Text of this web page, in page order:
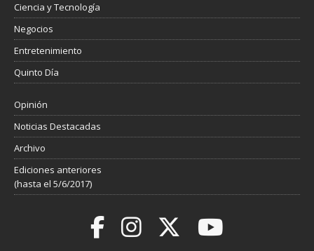
Ciencia y Tecnología
Negocios
Entretenimiento
Quinto Día
Opinión
Noticias Destacadas
Archivo
Ediciones anteriores
(hasta el 5/6/2017)